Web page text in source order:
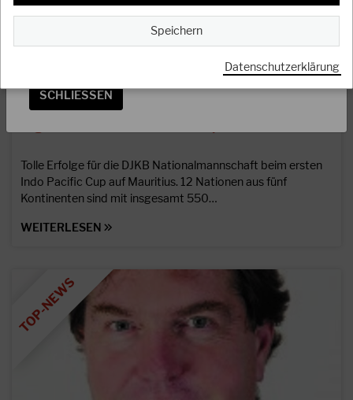
Speichern
Datenschutzerklärung
17.09.2023
Tolle Erfolge für die DJKB Nationalmannschaft beim ersten
Indo Pacific Cup auf Mauritius. 12 Nationen aus fünf
Kontinenten sind mit insgesamt 550…
WEITERLESEN
OSS
SCHLIESSEN